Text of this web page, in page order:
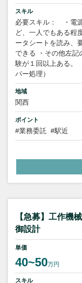
スキル
必要スキル： ・電
ど、一人でもある程
ータシートを読み、
できる ・その他左記
験が１回以上ある。
パー処理）
地域
関西
ポイント
#業務委託 #駅近
【急募】工作機
御設計
単価
40~50万円
スキル